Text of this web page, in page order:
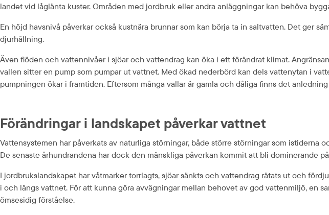
landet vid låglänta kuster. Områden med jordbruk eller andra anläggningar kan behöva
En höjd havsnivå påverkar också kustnära brunnar som kan börja ta in saltvatten. Det ger
djurhållning.
Även flöden och vattennivåer i sjöar och vattendrag kan öka i ett förändrat klimat.
vallen sitter en pump som pumpar ut vattnet. Med ökad nederbörd kan dels vattenytan i
pumpningen ökar i framtiden. Eftersom många vallar är gamla och dåliga finns det
Förändringar i landskapet påverkar vattnet
Vattensystemen har påverkats av naturliga störningar, både större störningar som
De senaste århundrandena har dock den mänskliga påverkan kommit att bli dominerande
I jordbrukslandskapet har våtmarker torrlagts, sjöar sänkts och vattendrag rätats ut och
i och längs vattnet. För att kunna göra avvägningar mellan behovet av god vattenmiljö, en
ömsesidig förståelse.